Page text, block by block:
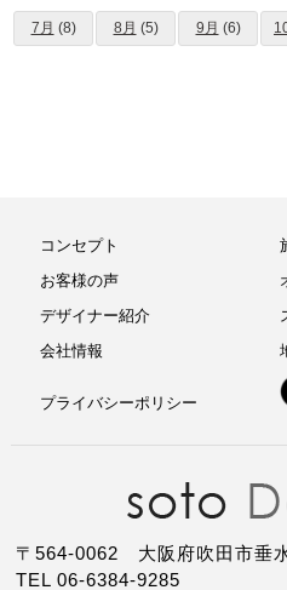
7月 (8) 8月 (5) 9月 (6)
コンセプト
お客様の声
デザイナー紹介
会社情報
プライバシーポリシー
〒564-0062 大阪府吹田市垂
TEL 06-6384-9285